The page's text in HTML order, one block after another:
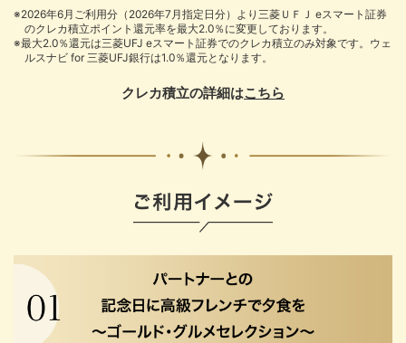
※2026年6月ご利用分（2026年7月指定日分）より三菱ＵＦＪ eスマート証券
のクレカ積立ポイント還元率を最大2.0％に変更しております。
※最大2.0％還元は三菱UFJ eスマート証券でのクレカ積立のみ対象です。ウェ
ルスナビ for 三菱UFJ銀行は1.0％還元となります。
クレカ積立の詳細はこちら